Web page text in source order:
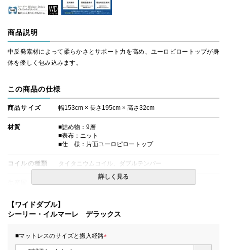
商品説明
中反発素材によって柔らかさとサポート力を高め、ユーロピロートップが身
体を優しく包み込みます。
この商品の仕様
商品サイズ 幅153cm × 長さ195cm × 高さ32cm
材質
■詰め物：9層
■表布：ニット
■仕 様：片面ユーロピロートップ
コイルの種類 タイタニウムコイル、ダブルテンパー
備考
・価格はマットレス単体購入の金額です。
・配達日指定ＯＫ！
※北海道・沖縄・離島等一部地域へのお届けは別途送料が
場合があります。
詳しく見る
【ワイドダブル】
シーリー・イルマーレ デラックス
■マットレスのサイズと搬入経路
(